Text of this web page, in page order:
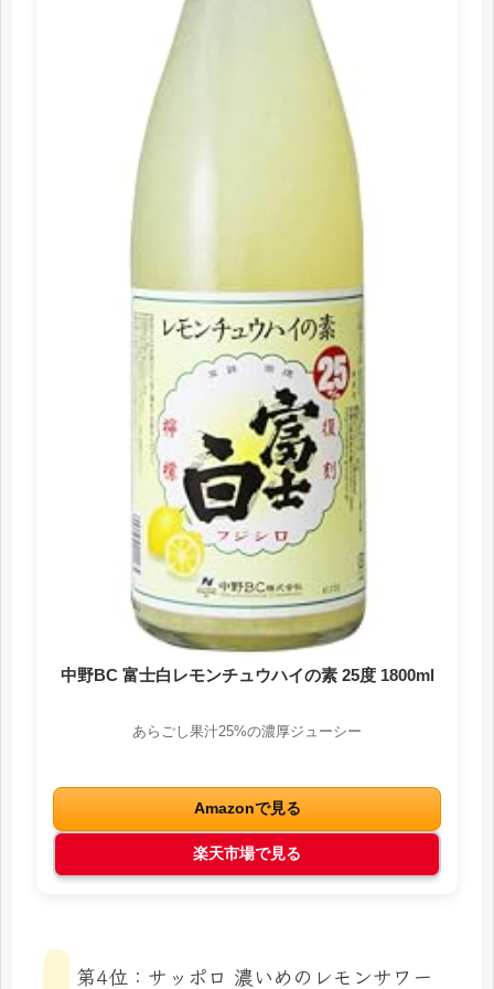
中野BC 富士白レモンチュウハイの素 25度 1800ml
あらごし果汁25%の濃厚ジューシー
Amazonで見る
楽天市場で見る
第4位：サッポロ 濃いめのレモンサワー